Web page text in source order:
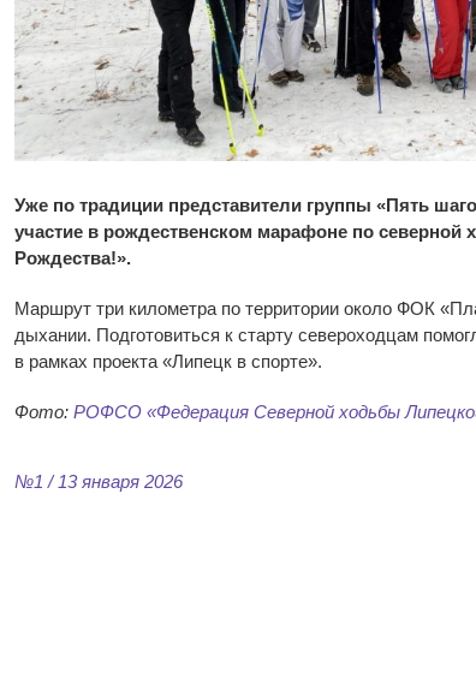
Уже по традиции представители группы «Пять
участие в рождественском марафоне по северной
Рождества!».
Маршрут три километра по территории около ФОК
дыхании. Подготовиться к старту североходцам
в рамках проекта «Липецк в спорте».
Фото: РОФСО «Федерация Северной ходьбы
№1 / 13 января 2026